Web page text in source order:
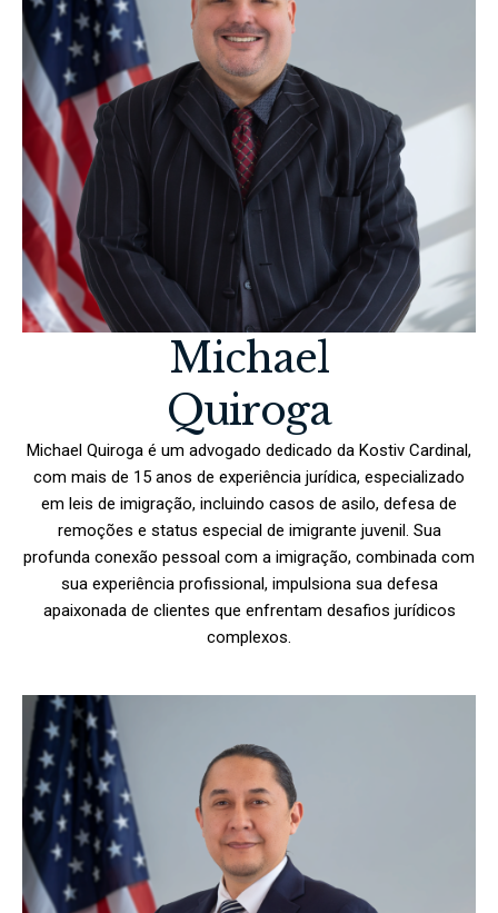
Michael
Quiroga
Michael Quiroga é um advogado dedicado da Kostiv Cardinal,
com mais de 15 anos de experiência jurídica, especializado
em leis de imigração, incluindo casos de asilo, defesa de
remoções e status especial de imigrante juvenil. Sua
profunda conexão pessoal com a imigração, combinada com
sua experiência profissional, impulsiona sua defesa
apaixonada de clientes que enfrentam desafios jurídicos
complexos.